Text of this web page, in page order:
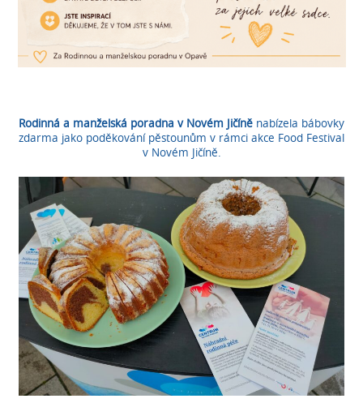
Rodinná a manželská poradna v Novém Jičíně nabízela bábovky
zdarma jako poděkování pěstounům v rámci akce Food Festival
v Novém Jičíně.